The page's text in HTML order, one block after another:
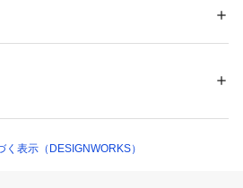
ツデザインだからこそ、あえて女性
たり具合で色味が違って見える場合
す。実際の商品と仕様、加工が若干
表示（DESIGNWORKS）